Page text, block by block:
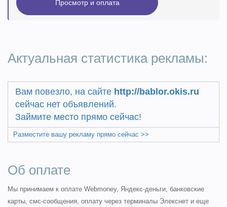
Актуальная статистика рекламы:
Вам повезло, на сайте http://bablor.okis.ru
сейчас нет объявлений.
Займите место прямо сейчас!
Разместите вашу рекламу прямо сейчас >>
Об оплате
Мы принимаем к оплате Webmoney, Яндекс-деньги, банковские
карты, смс-сообщения, оплату через терминалы Элекснет и еще